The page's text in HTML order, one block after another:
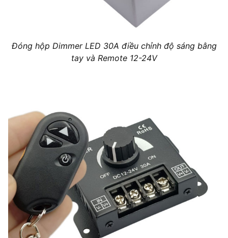
Đóng hộp Dimmer LED 30A điều chỉnh độ sáng bằng
tay và Remote 12-24V